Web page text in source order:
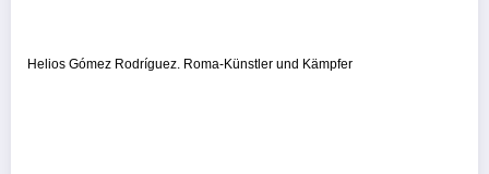
Helios Gómez Rodríguez. Roma-Künstler und Kämpfer